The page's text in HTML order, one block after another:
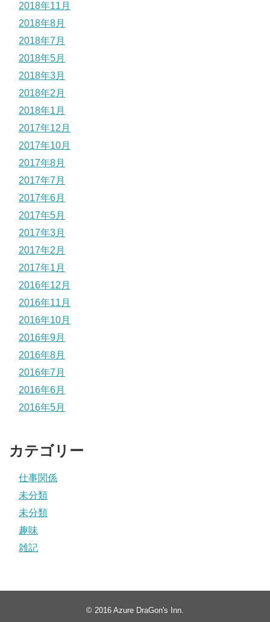
2018年11月
2018年8月
2018年7月
2018年5月
2018年3月
2018年2月
2018年1月
2017年12月
2017年10月
2017年8月
2017年7月
2017年6月
2017年5月
2017年3月
2017年2月
2017年1月
2016年12月
2016年11月
2016年10月
2016年9月
2016年8月
2016年7月
2016年6月
2016年5月
カテゴリー
仕事関係
未分類
未分類
趣味
雑記
© 2016 Azure DraGon's Inn.